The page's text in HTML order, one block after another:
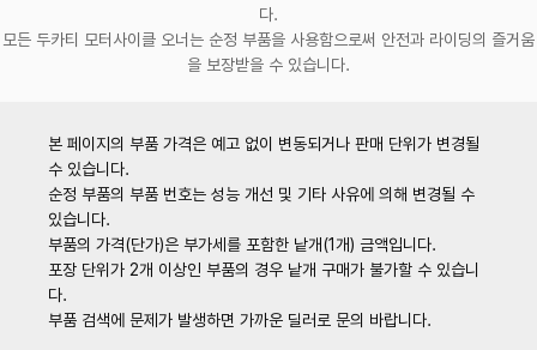
다.
모든 두카티 모터사이클 오너는 순정 부품을 사용함으로써 안전과 라이딩의 즐거움
을 보장받을 수 있습니다.
본 페이지의 부품 가격은 예고 없이 변동되거나 판매 단위가 변경될
수 있습니다.
순정 부품의 부품 번호는 성능 개선 및 기타 사유에 의해 변경될 수
있습니다.
부품의 가격(단가)은 부가세를 포함한 낱개(1개) 금액입니다.
포장 단위가 2개 이상인 부품의 경우 낱개 구매가 불가할 수 있습니
다.
부품 검색에 문제가 발생하면 가까운 딜러로 문의 바랍니다.